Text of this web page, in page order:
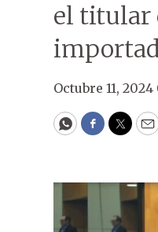
el titular
Octubre 11, 2024
WhatsApp
Facebook